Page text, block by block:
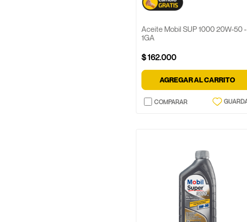
Aceite Mobil SUP 1000 20W-50 -
1GA
$162.000
AGREGAR AL CARRITO